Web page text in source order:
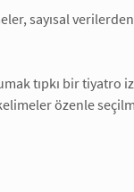
sayısal
tıpkı bir tiyatro
özenle